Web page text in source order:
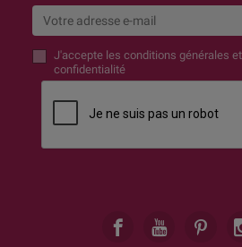
J'accepte les conditions générales
confidentialité